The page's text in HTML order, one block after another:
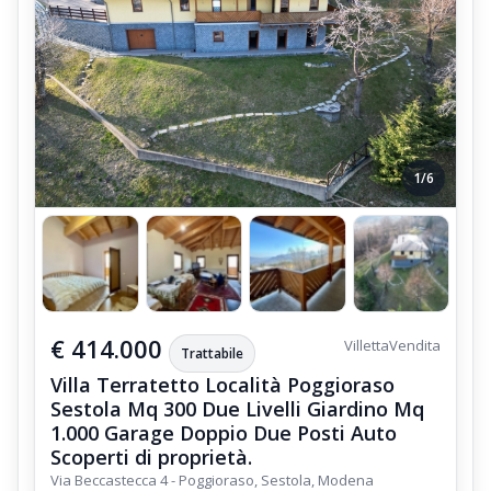
1/6
€ 414.000 Trattabile VillettaVendita
Villa Terratetto Località Poggioraso
Sestola Mq 300 Due Livelli Giardino Mq
1.000 Garage Doppio Due Posti Auto
Scoperti di proprietà.
Via Beccastecca 4 - Poggioraso, Sestola, Modena